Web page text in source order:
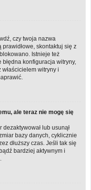
czy twoja nazwa
prawidłowe, skontaktuj się z
Istnieje też
konfiguracja witryny,
witryny i
ale teraz nie mogę się
lub usunął
bazy danych, cyklicznie
dłuższy czas. Jeśli tak się
bardziej aktywnym i